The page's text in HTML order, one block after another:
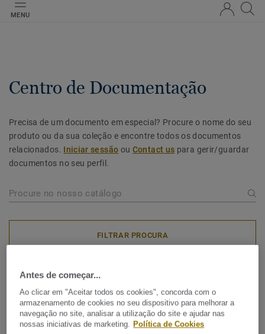
MENU
Centro de Documentação
Precisa de um documento em especial? Procure o nome do seu
produto ou da sua coleção e encontre todos os documentos
relacionados. Iniciar sessão ou Contact us para gerir/guardar
documentos no seu perfil.
FILTRAR PROCURA
279 documentos
BROCHURA
Antes de começar...
Ao clicar em "Aceitar todos os cookies", concorda com o
armazenamento de cookies no seu dispositivo para melhorar a
navegação no site, analisar a utilização do site e ajudar nas
nossas iniciativas de marketing.
Política de Cookies